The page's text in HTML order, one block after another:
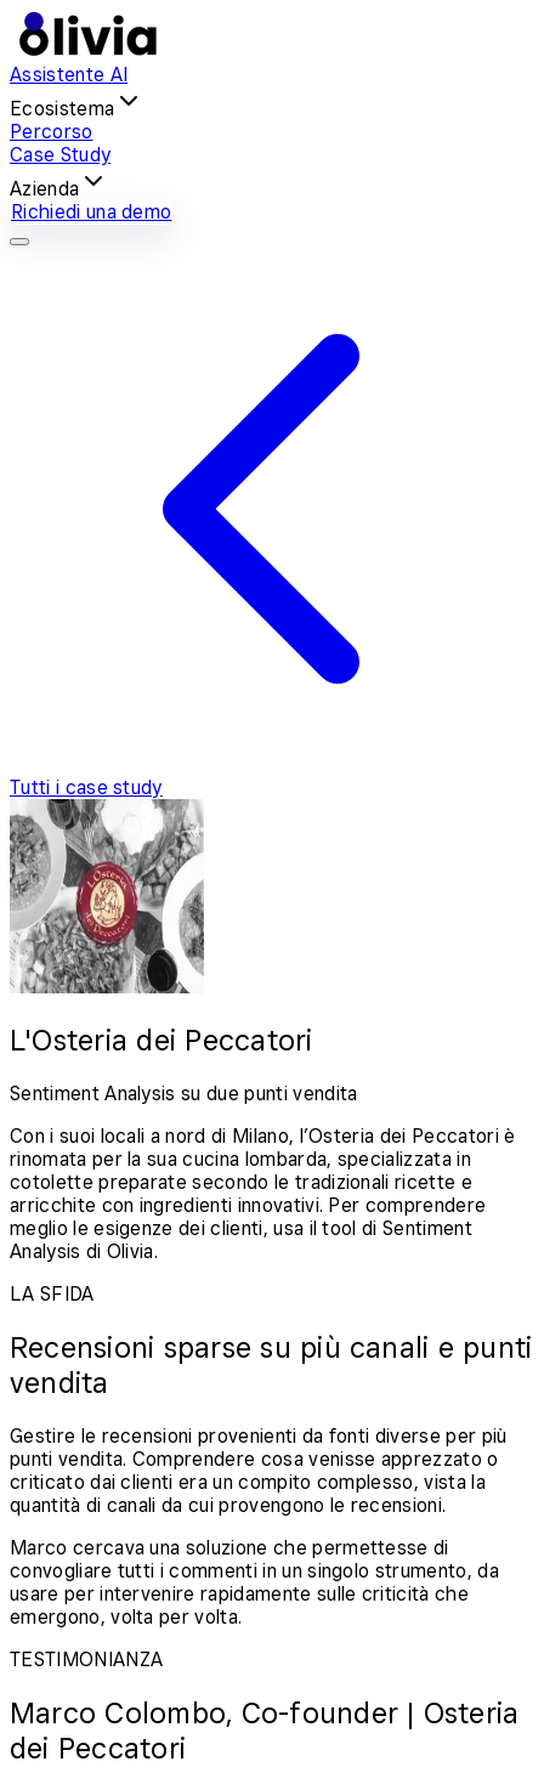
Assistente AI
Ecosistema
Percorso
Case Study
Azienda
Richiedi una demo
Tutti i case study
L'Osteria dei Peccatori
Sentiment Analysis su due punti vendita
Con i suoi locali a nord di Milano, l’Osteria dei Peccatori è
rinomata per la sua cucina lombarda, specializzata in
cotolette preparate secondo le tradizionali ricette e
arricchite con ingredienti innovativi. Per comprendere
meglio le esigenze dei clienti, usa il tool di Sentiment
Analysis di Olivia.
LA SFIDA
Recensioni sparse su più canali e punti
vendita
Gestire le recensioni provenienti da fonti diverse per più
punti vendita. Comprendere cosa venisse apprezzato o
criticato dai clienti era un compito complesso, vista la
quantità di canali da cui provengono le recensioni.
Marco cercava una soluzione che permettesse di
convogliare tutti i commenti in un singolo strumento, da
usare per intervenire rapidamente sulle criticità che
emergono, volta per volta.
TESTIMONIANZA
Marco Colombo, Co-founder | Osteria
dei Peccatori